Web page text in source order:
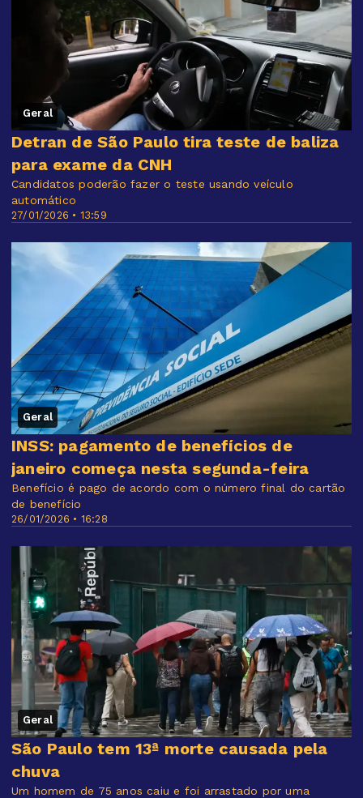
Geral
27/01/2026 • 13:59
Detran de São Paulo tira teste de baliza
para exame da CNH
Candidatos poderão fazer o teste usando veículo
automático
Geral
26/01/2026 • 16:28
INSS: pagamento de benefícios de
janeiro começa nesta segunda-feira
Benefício é pago de acordo com o número final do cartão
de benefício
Geral
São Paulo tem 13ª morte causada pela
chuva
Um homem de 75 anos caiu e foi arrastado por uma